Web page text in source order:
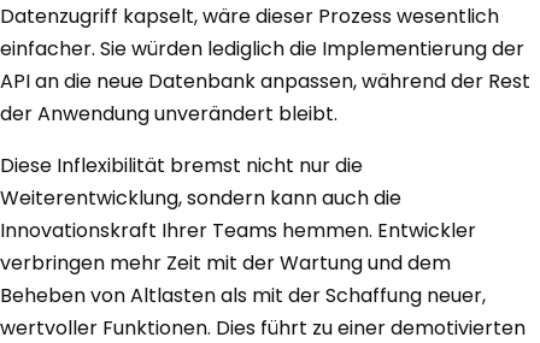
Datenzugriff kapselt, wäre dieser Prozess wesentlich
einfacher. Sie würden lediglich die Implementierung der
API an die neue Datenbank anpassen, während der Rest
der Anwendung unverändert bleibt.
Diese Inflexibilität bremst nicht nur die
Weiterentwicklung, sondern kann auch die
Innovationskraft Ihrer Teams hemmen. Entwickler
verbringen mehr Zeit mit der Wartung und dem
Beheben von Altlasten als mit der Schaffung neuer,
wertvoller Funktionen. Dies führt zu einer demotivierten